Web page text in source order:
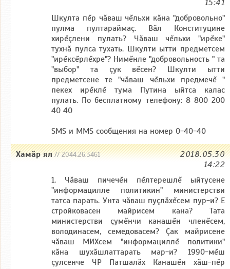
15:41
Шкулта пĕр чăваш чĕльхи кăна "добровольно"
пулма пултараймаç. Вăл Конституцине
хирĕçлени пулать? Чăваш чĕльхи "ирĕке"
тухнă пулса тухать. Шкулти ытти предметсем
"ирĕксĕрлĕхре"? Нимĕнле "добровольность " та
"выбор" та çук вĕсен? Шкулти ытти
предметсене те "чăваш чĕльхи предмечĕ "
пекех ирĕклĕ тума Путина ыйтса калас
пулать. По бесплатному телефону: 8 800 200
40 40
SMS и MMS сообщения на номер 0-40-40
Хамăр ял// 2044.26.3461
2018.05.30
14:22
1. Чăваш пичечĕн пĕлтерешлĕ ыйтусене
"информацилле политикин" министерстви
татса парать. Унта чăваш пуçлăхĕсем пур-и? Е
стройковасен майрисем кана? Тата
министерстви çумĕнчи канашĕн членĕсем,
володинасем, семедовасем? Çак майрисене
чăваш МИХсем "информациллĕ политики"
кăна шухăшлаттарать мар-и? 1990-мĕш
çулсенче ЧР Патшалăх Канашĕн хăш-пĕр